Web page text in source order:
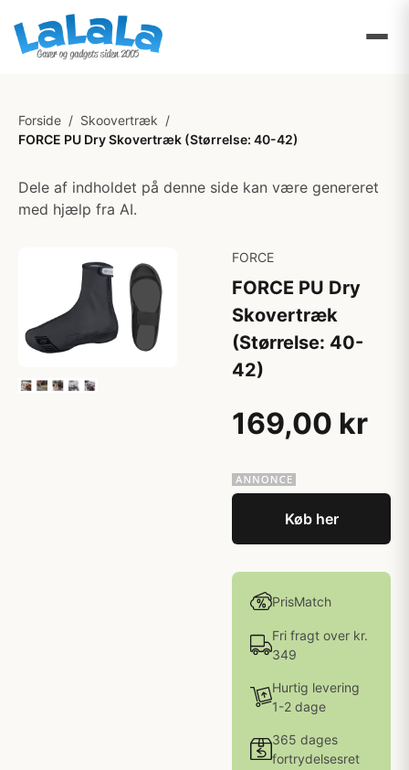
Forside / Skoovertræk /
FORCE PU Dry Skovertræk (Størrelse: 40-42)
Dele af indholdet på denne side kan være genereret
med hjælp fra AI.
FORCE
FORCE PU Dry
Skovertræk
(Størrelse: 40-
42)
169,00 kr
Køb her
PrisMatch
Fri fragt over kr.
349
Hurtig levering
1-2 dage
365 dages
fortrydelsesret